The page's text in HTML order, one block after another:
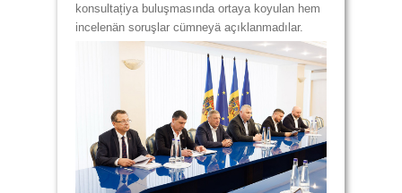
konsultațiya buluşmasında ortaya koyulan hem
incelenän soruşlar cümneyä açıklanmadılar.